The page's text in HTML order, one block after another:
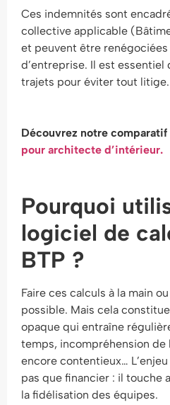
Ces indemnités sont
collective applicable
et peuvent être renégociées
d’entreprise. Il est
trajets pour éviter tout litige.
Découvrez notre comparatif
pour architecte d’intérieur.
Pourquoi
logiciel de
BTP ?
Faire ces calculs à la main
possible. Mais cela
opaque qui entraîne
temps, incompréhension de
encore contentieux…
pas que financier : il touche
la fidélisation des équipes.